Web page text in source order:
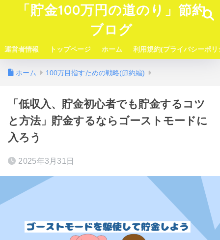
「貯金100万円の道のり」節約
ブログ
運営者情報 トップページ ホーム 利用規約(プライバシーポリ
ホーム 100万目指すための戦略(節約編)
「低収入、貯金初心者でも貯金するコツ
と方法」貯金するならゴーストモードに
入ろう
2025年3月31日